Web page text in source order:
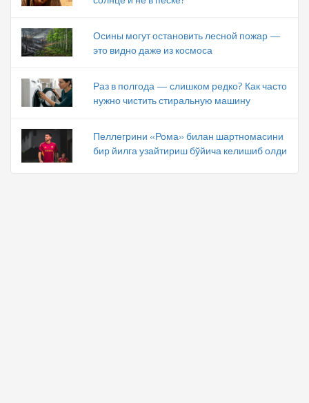
Осины могут остановить лесной пожар —
это видно даже из космоса
Раз в полгода — слишком редко? Как часто
нужно чистить стиральную машину
Пеллегрини «Рома» билан шартномасини
бир йилга узайтириш бўйича келишиб олди